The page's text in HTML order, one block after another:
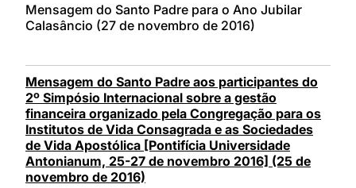
Mensagem do Santo Padre para o Ano Jubilar
Calasâncio (27 de novembro de 2016)
Mensagem do Santo Padre aos participantes do
2º Simpósio Internacional sobre a gestão
financeira organizado pela Congregação para os
Institutos de Vida Consagrada e as Sociedades
de Vida Apostólica [Pontifícia Universidade
Antonianum, 25-27 de novembro 2016] (25 de
novembro de 2016)